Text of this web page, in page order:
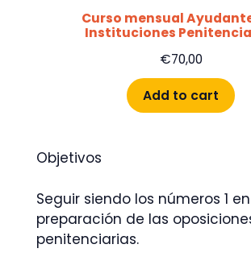
Curso mensual
Instituciones
€70,00
Add to cart
Objetivos
Seguir siendo los números 1
preparación de las
penitenciarias.